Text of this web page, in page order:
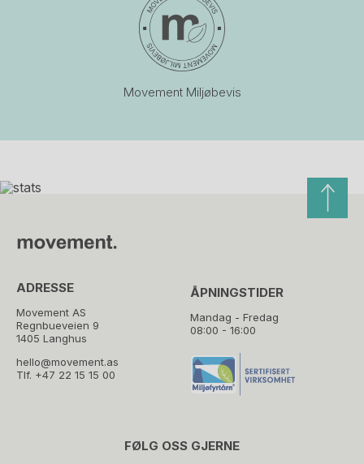
Movement Miljøbevis
ADRESSE
Movement AS
Regnbueveien 9
1405 Langhus
hello@movement.as
Tlf. +47 22 15 15 00
ÅPNINGSTIDER
Mandag - Fredag
08:00 - 16:00
FØLG OSS GJERNE